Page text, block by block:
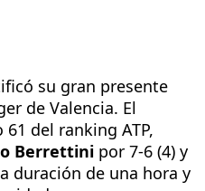
su gran presente
de Valencia. El
del ranking ATP,
Berrettini por 7-6 (4) y
duración de una hora y